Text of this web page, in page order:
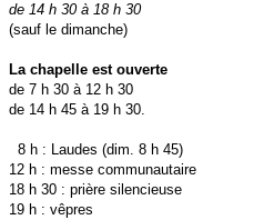
de 14 h 30 à 18 h 30
(sauf le dimanche)
La chapelle est ouverte
de 7 h 30 à 12 h 30
de 14 h 45 à 19 h 30.
8 h : Laudes (dim. 8 h 45)
12 h : messe communautaire
18 h 30 : prière silencieuse
19 h : vêpres